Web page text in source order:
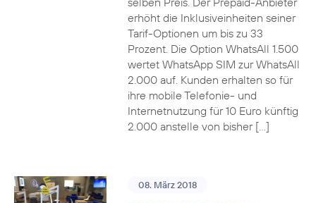
erhöht die Inklusiveinheiten seiner
Tarif-Optionen um bis zu 33
Prozent. Die Option WhatsAll 1.500
wertet WhatsApp SIM zur WhatsAll
2.000 auf. Kunden erhalten so für
ihre mobile Telefonie- und
Internetnutzung für 10 Euro künftig
2.000 anstelle von bisher […]
08. März 2018